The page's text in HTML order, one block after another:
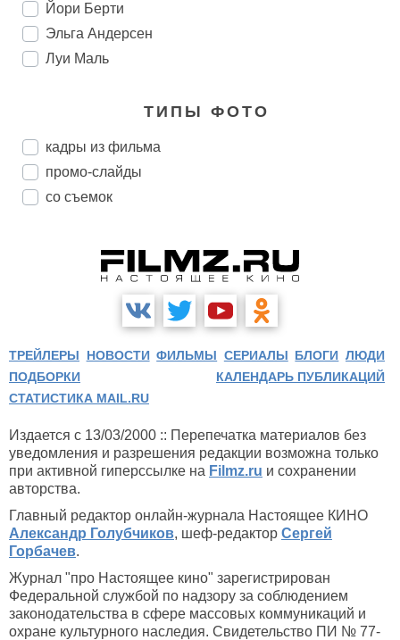
Йори Берти
Эльга Андерсен
Луи Маль
ТИПЫ ФОТО
кадры из фильма
промо-слайды
со съемок
ТРЕЙЛЕРЫ НОВОСТИ ФИЛЬМЫ СЕРИАЛЫ БЛОГИ ЛЮДИ
ПОДБОРКИ
КАЛЕНДАРЬ ПУБЛИКАЦИЙ
СТАТИСТИКА MAIL.RU
Издается с 13/03/2000 :: Перепечатка материалов без
уведомления и разрешения редакции возможна только
при активной гиперссылке на Filmz.ru и сохранении
авторства.
Главный редактор онлайн-журнала Настоящее КИНО
Александр Голубчиков, шеф-редактор Сергей
Горбачев.
Журнал "про Настоящее кино" зарегистрирован
Федеральной службой по надзору за соблюдением
законодательства в сфере массовых коммуникаций и
охране культурного наследия. Свидетельство ПИ № 77-